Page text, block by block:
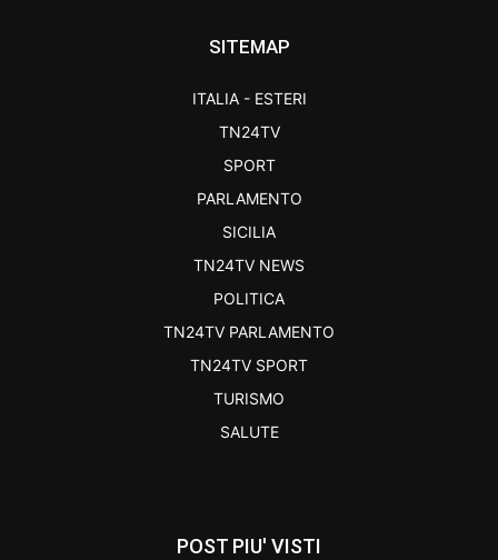
SITEMAP
ITALIA - ESTERI
TN24TV
SPORT
PARLAMENTO
SICILIA
TN24TV NEWS
POLITICA
TN24TV PARLAMENTO
TN24TV SPORT
TURISMO
SALUTE
POST PIU' VISTI